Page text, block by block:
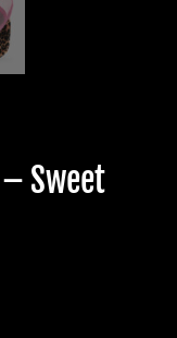
– Sweet